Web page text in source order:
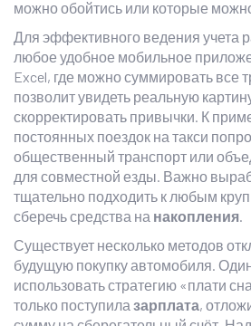
можно обойтись или которые
Для эффективного ведения учета
любое удобное мобильное
Excel, где можно суммировать все
позволит увидеть реальную
скорректировать привычки. К
постоянных поездок на такси
общественный транспорт или
для совместной езды. Важно
тщательно подходить к любым
сберечь средства на накопления.
Существует несколько методов
будущую покупку автомобиля.
использовать стратегию «плати
только поступила зарплата,